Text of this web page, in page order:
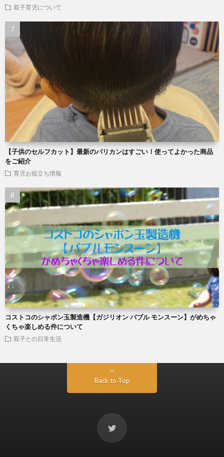
双子育児について
【子供のセルフカット】最新のバリカンはすごい！使ってよかった商品
をご紹介
育児お役立ち情報
コストコのシャボン玉製造機【ガジリオン バブル モンスーン】がめちゃ
くちゃ楽しめる件について
双子との日常生活
Back to Top